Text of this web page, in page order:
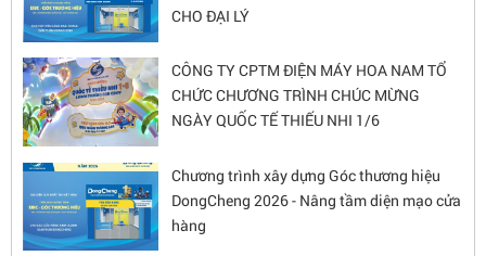
CHO ĐẠI LÝ
CÔNG TY CPTM ĐIỆN MÁY HOA NAM TỔ
CHỨC CHƯƠNG TRÌNH CHÚC MỪNG
NGÀY QUỐC TẾ THIẾU NHI 1/6
Chương trình xây dựng Góc thương hiệu
DongCheng 2026 - Nâng tầm diện mạo cửa
hàng